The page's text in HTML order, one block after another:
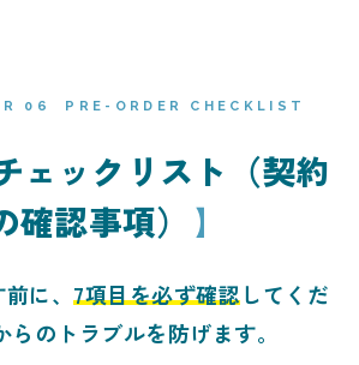
06 PRE-ORDER CHECKLIST
ェックリスト（契約
確認事項）
に、 7項目を必ず確認してくだ
らのトラブルを防げます。